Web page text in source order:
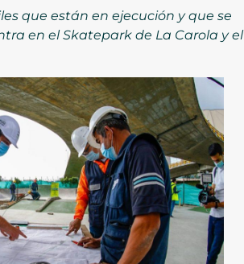
que están en ejecución y que se
en el Skatepark de La Carola y el